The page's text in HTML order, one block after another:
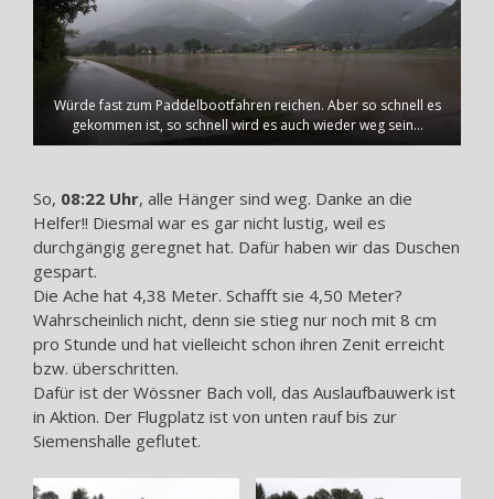
Würde fast zum Paddelbootfahren reichen. Aber so schnell es
gekommen ist, so schnell wird es auch wieder weg sein…
So, 08:22 Uhr, alle Hänger sind weg. Danke an die
Helfer!! Diesmal war es gar nicht lustig, weil es
durchgängig geregnet hat. Dafür haben wir das Duschen
gespart.
Die Ache hat 4,38 Meter. Schafft sie 4,50 Meter?
Wahrscheinlich nicht, denn sie stieg nur noch mit 8 cm
pro Stunde und hat vielleicht schon ihren Zenit erreicht
bzw. überschritten.
Dafür ist der Wössner Bach voll, das Auslaufbauwerk ist
in Aktion. Der Flugplatz ist von unten rauf bis zur
Siemenshalle geflutet.